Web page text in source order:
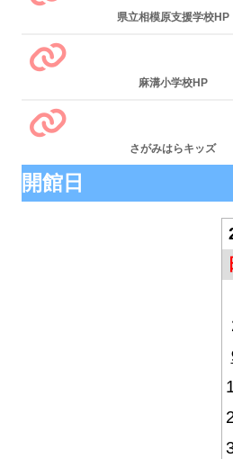
県立相模原支援学校HP
麻溝小学校HP
さがみはらキッズ
開館日